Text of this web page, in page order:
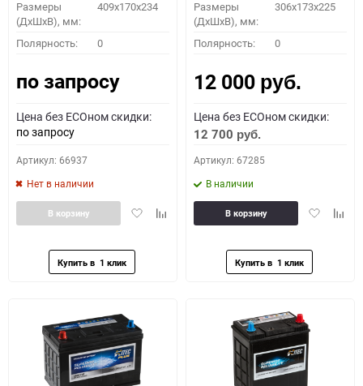
Размеры
(ДхШхВ), мм:
409x170x234
Полярность: 0
по запросу
Цена без ECOном скидки:
по запросу
Артикул: 66937
Нет в наличии
ДобавитьДобавить
В корзину
Размеры
(ДхШхВ), мм:
306x173x225
Полярность: 0
12 000 руб.
Цена без ECOном скидки:
12 700 руб.
Артикул: 67285
В наличии
Добавить
В корзину